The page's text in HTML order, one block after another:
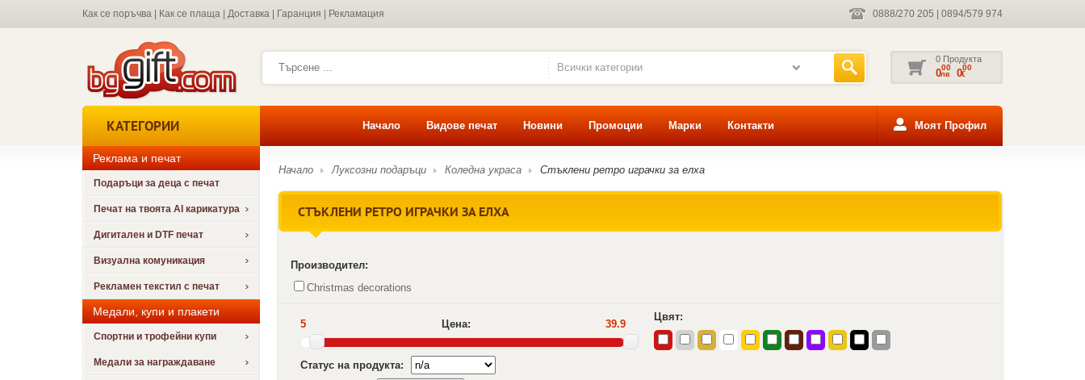
0888/270 205 0894/579 974
Как се поръчва Как се плаща Доставка Гаранция Рекламация
Всички категории
0 Продукта
000
лв 000
€
КАТЕГОРИИ Начало Видове печат Новини Промоции Марки Контакти Моят Профил
Реклама и печат
Подаръци за деца с печат
Печат на твоята AI карикатура
Дигитален и DTF печат
Визуална комуникация
Рекламен текстил с печат
Медали, купи и плакети
Спортни и трофейни купи
Медали за награждаване
Начало Луксозни подаръци Коледна украса Стъклени ретро играчки за елха
СТЪКЛЕНИ РЕТРО ИГРАЧКИ ЗА ЕЛХА
Производител:
Christmas decorations
5 Цена: 39.9
Статус на продукта:
Цвят: